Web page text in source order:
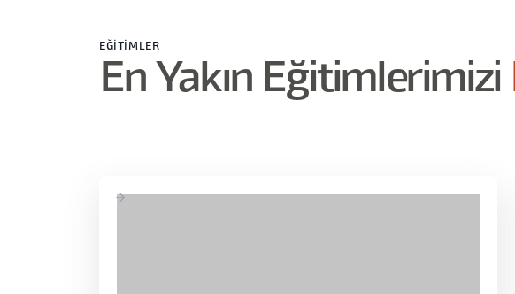
EĞITIMLER
En Yakın Eğitimlerimizi